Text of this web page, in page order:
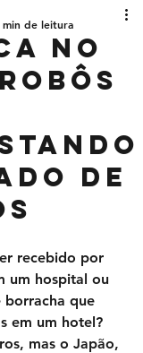
no
de
min de leitura
recebido por
um hospital ou
borracha que
em um hotel?
mas o Japão,